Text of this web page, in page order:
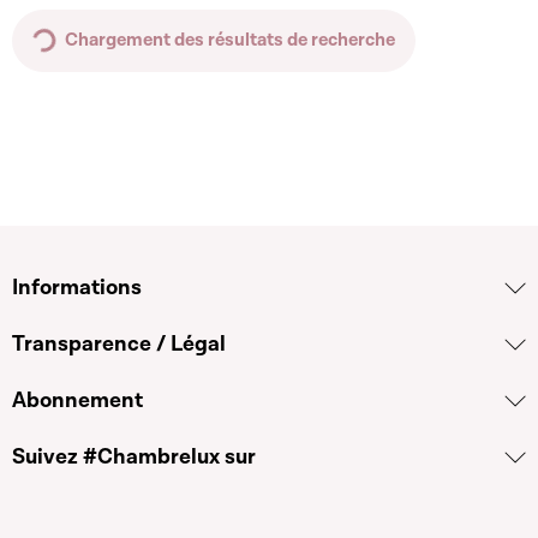
Chargement des résultats de recherche
Informations
Transparence / Légal
Abonnement
Suivez #Chambrelux sur